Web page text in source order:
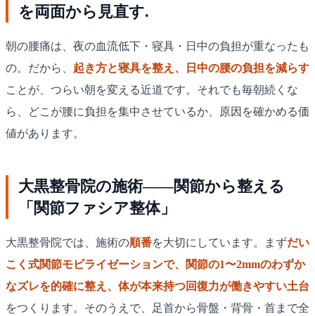
を両面から見直す.
朝の腰痛は、夜の血流低下・寝具・日中の負担が重なったも
の。だから、 起き方と寝具を整え、日中の腰の負担を減らす
ことが、つらい朝を変える近道です。それでも毎朝続くな
ら、どこが腰に負担を集中させているか、原因を確かめる価
値があります。
大黒整骨院の施術——関節から整える
「関節ファシア整体」
大黒整骨院では、施術の順番を大切にしています。まずだい
こく式関節モビライゼーションで、関節の1〜2mmのわずか
なズレを的確に整え、体が本来持つ回復力が働きやすい土台
をつくります。そのうえで、足首から骨盤・背骨・首まで全